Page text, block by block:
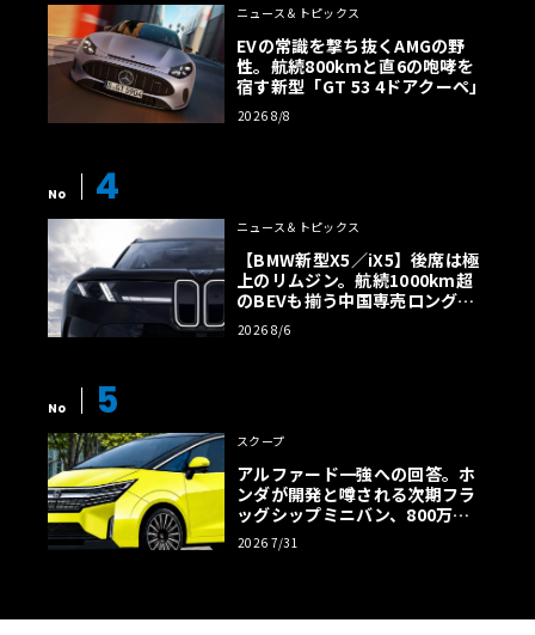
ニュース＆トピックス
EVの常識を撃ち抜くAMGの野
性。航続800kmと直6の咆哮を
宿す新型「GT 53 4ドアクーペ」
2026 8/8
No 4
ニュース＆トピックス
【BMW新型X5／iX5】後席は極
上のリムジン。航続1000km超
のBEVも揃う中国専売ロング仕
様の全貌
2026 8/6
No 5
スクープ
アルファード一強への回答。ホ
ンダが開発と噂される次期フラ
ッグシップミニバン、800万円
超の勝算【予想CG】
2026 7/31